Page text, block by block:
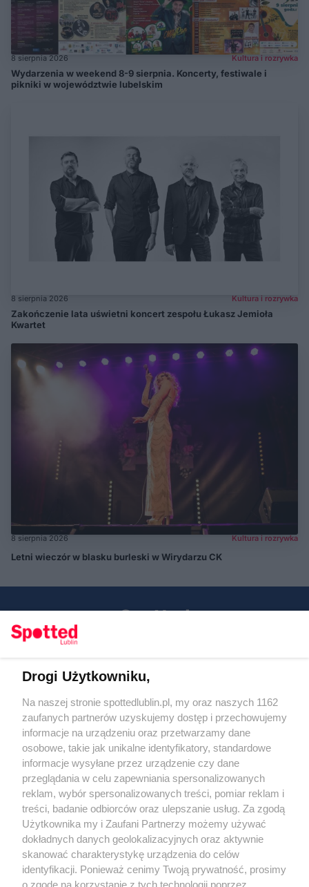
8 sierpnia 2026 Kultura i rozrywka
Wydarzenia w weekend 8-9 sierpnia. Koncerty, festiwale i
pikniki w województwie lubelskim
8 sierpnia 2026 Kultura i rozrywka
Zakończenie lata uświetni koncert zespołu Łukasz Jemioła
Kwartet
8 sierpnia 2026 Kultura i rozrywka
Letni wieczór w blasku burleski w Wirydarzu CK
KATEGORIE
OGŁOSZENIA
WYDARZENIA
NA SKRÓTY
Regulamin
Polityka prywatności
RODO
Warunki korzystania z treści
Drogi Użytkowniku,
Na naszej stronie spottedlublin.pl, my oraz naszych 1162
zaufanych partnerów uzyskujemy dostęp i przechowujemy
informacje na urządzeniu oraz przetwarzamy dane
osobowe, takie jak unikalne identyfikatory, standardowe
informacje wysyłane przez urządzenie czy dane
przeglądania w celu zapewniania spersonalizowanych
reklam, wybór spersonalizowanych treści, pomiar reklam i
treści, badanie odbiorców oraz ulepszanie usług. Za zgodą
Użytkownika my i Zaufani Partnerzy możemy używać
dokładnych danych geolokalizacyjnych oraz aktywnie
skanować charakterystykę urządzenia do celów
identyfikacji. Ponieważ cenimy Twoją prywatność, prosimy
o zgodę na korzystanie z tych technologii poprzez